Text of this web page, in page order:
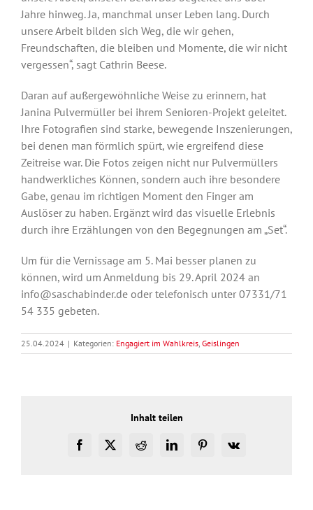
Jahre hinweg. Ja, manchmal unser Leben lang. Durch
unsere Arbeit bilden sich Weg, die wir gehen,
Freundschaften, die bleiben und Momente, die wir nicht
vergessen“, sagt Cathrin Beese.
Daran auf außergewöhnliche Weise zu erinnern, hat
Janina Pulvermüller bei ihrem Senioren-Projekt geleitet.
Ihre Fotografien sind starke, bewegende Inszenierungen,
bei denen man förmlich spürt, wie ergreifend diese
Zeitreise war. Die Fotos zeigen nicht nur Pulvermüllers
handwerkliches Können, sondern auch ihre besondere
Gabe, genau im richtigen Moment den Finger am
Auslöser zu haben. Ergänzt wird das visuelle Erlebnis
durch ihre Erzählungen von den Begegnungen am „Set“.
Um für die Vernissage am 5. Mai besser planen zu
können, wird um Anmeldung bis 29. April 2024 an
info@saschabinder.de oder telefonisch unter 07331/71
54 335 gebeten.
25.04.2024 | Kategorien: Engagiert im Wahlkreis Geislingen
Inhalt teilen
Facebook
X RedditLinkedInPinterest
Vk